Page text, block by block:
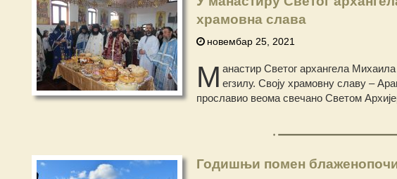
храмовна слава
новембар 25, 2021
М анастир Светог архангела
егзилу. Своју храмовну славу –
прославио веома свечано Светом
Годишњи помен